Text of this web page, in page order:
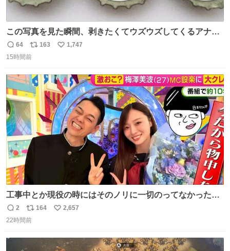
この写真を見た瞬間、剥きたくてウズウズしてくるアナ
タ、完全なる同世代（笑） #70年代 #80年代 #昭和レト
ロ
返
信
64
リ
ポ
ト
数
163
い
数
1,747
15時間前
工事中とか現役の時にはそのノリに一切のってなかった1
番の「設楽の女」が卒業して頭角を現しはじめてて大好き
返
信
2
リ
ポ
164
い
数
2,657
22時間前